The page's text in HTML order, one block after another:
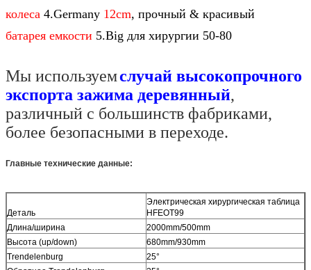
колеса 4.Germany 12cm, прочный & красивый
батарея емкости 5.Big для хирургии 50-80
Мы используемслучай высокопрочного
экспорта зажима деревянный,
различный с большинств фабриками,
более безопасными в переходе.
Главные технические данные:
Деталь
Электрическая хирургическая таблица
HFEOT99
Длина/ширина
2000mm/500mm
Высота (up/down)
680mm/930mm
Trendelenburg
25°